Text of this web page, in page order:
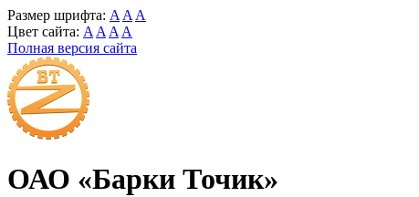
Размер шрифта: A A A
Цвет сайта: A A A A
Полная версия сайта
ОАО «Барки Точик»